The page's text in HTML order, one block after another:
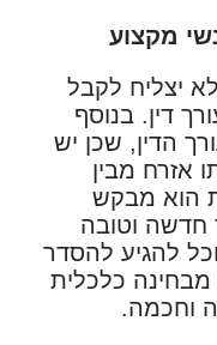
מקצוע
לקבל
דין. בנוסף
הדין, שכן יש
מבין
מבקש
וטובה
להגיע להסדר
כלכלית